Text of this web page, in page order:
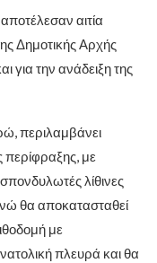
αιτία
Δημοτικής Αρχής
για την ανάδειξη της
περιλαμβάνει
περίφραξης, με
λίθινες
θα αποκατασταθεί
με
πλευρά και θα